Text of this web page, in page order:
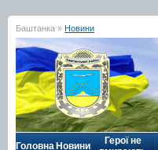
Баштанка » Новини
Головна Новини
Герої не